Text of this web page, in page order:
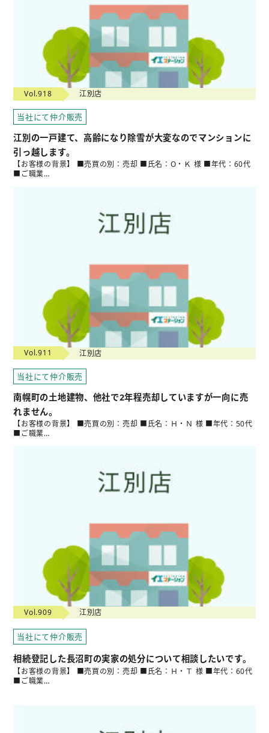
Vol.918 江別店
当社にて仲介販売
江別の一戸建て、高齢になり除雪が大変なのでマンションに
引っ越します。
【お客様の背景】 ■売買の別：売却 ■氏名：O・Ｋ 様 ■年代：60代
■ご職業…
Vol.911 江別店
当社にて仲介販売
南幌町の土地建物、他社で2年程売却していますが一向に売
れません。
【お客様の背景】 ■売買の別：売却 ■氏名：Ｈ・Ｎ 様 ■年代：50代
■ご職業…
Vol.909 江別店
当社にて仲介販売
相続登記した長沼町の実家の処分について相談したいです。
【お客様の背景】 ■売買の別：売却 ■氏名：Ｈ・Ｔ 様 ■年代：60代
■ご職業…